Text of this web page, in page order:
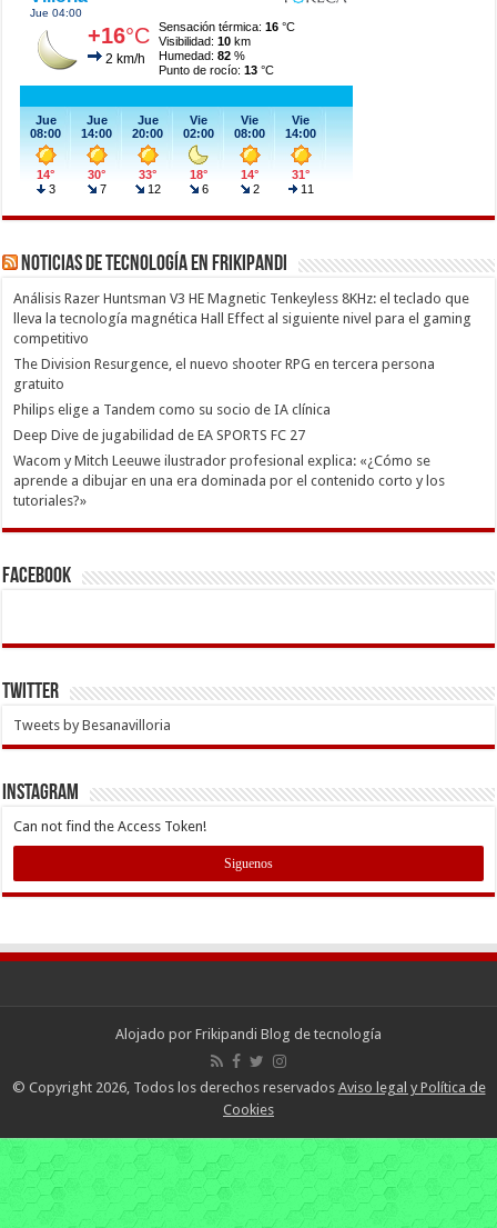
Noticias de Tecnología en Frikipandi
Análisis Razer Huntsman V3 HE Magnetic Tenkeyless 8KHz: el teclado que
lleva la tecnología magnética Hall Effect al siguiente nivel para el gaming
competitivo
The Division Resurgence, el nuevo shooter RPG en tercera persona
gratuito
Philips elige a Tandem como su socio de IA clínica
Deep Dive de jugabilidad de EA SPORTS FC 27
Wacom y Mitch Leeuwe ilustrador profesional explica: «¿Cómo se
aprende a dibujar en una era dominada por el contenido corto y los
tutoriales?»
Facebook
Twitter
Tweets by Besanavilloria
INSTAGRAM
Can not find the Access Token!
Siguenos
Alojado por Frikipandi Blog de tecnología
© Copyright 2026, Todos los derechos reservados Aviso legal y Política de
Cookies